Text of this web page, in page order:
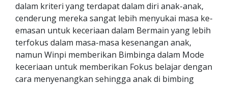
dalam kriteri yang terdapat dalam diri anak-anak,
cenderung mereka sangat lebih menyukai masa ke-
emasan untuk keceriaan dalam Bermain yang lebih
terfokus dalam masa-masa kesenangan anak,
namun Winpi memberikan Bimbinga dalam Mode
keceriaan untuk memberikan Fokus belajar dengan
cara menyenangkan sehingga anak di bimbing